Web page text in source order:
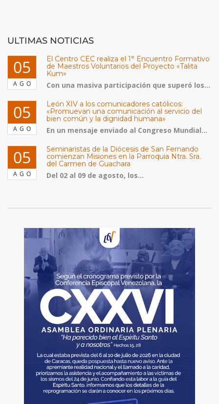
ULTIMAS NOTICIAS
05
AGO
El Centro CEC realiza el 1° Encuentro Formativo
de Maestros Voluntarios del Proyecto «Talita
Kum»
Con una masiva participación que superó los...
05
AGO
León XIV a los comunicadores católicos:
«Promuevan una comunicación al servicio del
bien común y la dignidad humana»
En un mensaje enviado al Congreso Mundial...
05
AGO
Seminaristas de la Diócesis de San Fernando
comienzan Misiones en la Parroquia Ntra. Sra.
del Carmen de Guachara
Del 02 al 09 de agosto, los...